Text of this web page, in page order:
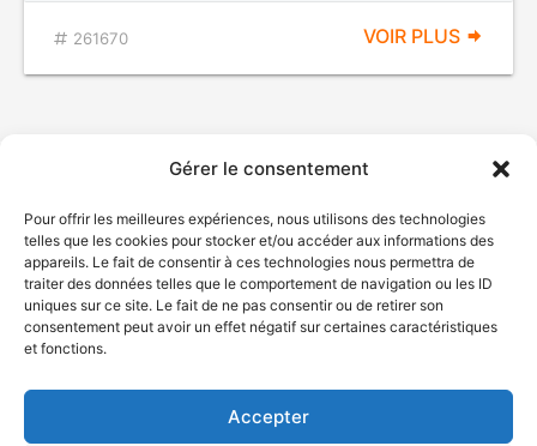
Gérer le consentement
Pour offrir les meilleures expériences, nous utilisons des technologies
telles que les cookies pour stocker et/ou accéder aux informations des
appareils. Le fait de consentir à ces technologies nous permettra de
traiter des données telles que le comportement de navigation ou les ID
uniques sur ce site. Le fait de ne pas consentir ou de retirer son
consentement peut avoir un effet négatif sur certaines caractéristiques
et fonctions.
Accepter
261670 VOIR PLUS
© Gouvernement du Québec, 2026
Plan du site
Accessibilité